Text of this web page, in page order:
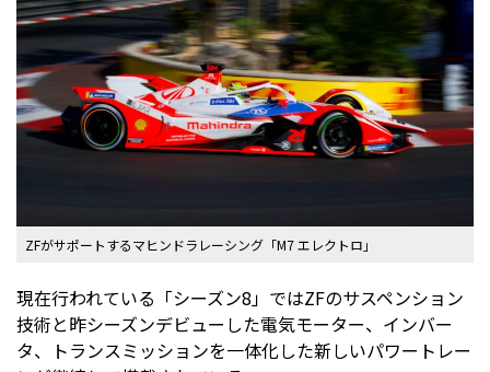
ZFがサポートするマヒンドラレーシング「M7 エレクトロ」
現在行われている「シーズン8」ではZFのサスペンション
技術と昨シーズンデビューした電気モーター、インバー
タ、トランスミッションを一体化した新しいパワートレー